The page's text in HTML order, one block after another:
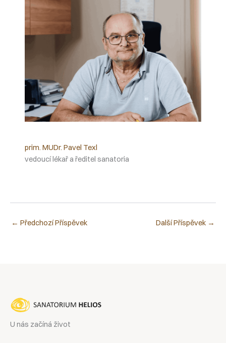
prim. MUDr. Pavel Texl
vedoucí lékař a ředitel sanatoria
← Předchozí Příspěvek Další Příspěvek →
U nás začíná život